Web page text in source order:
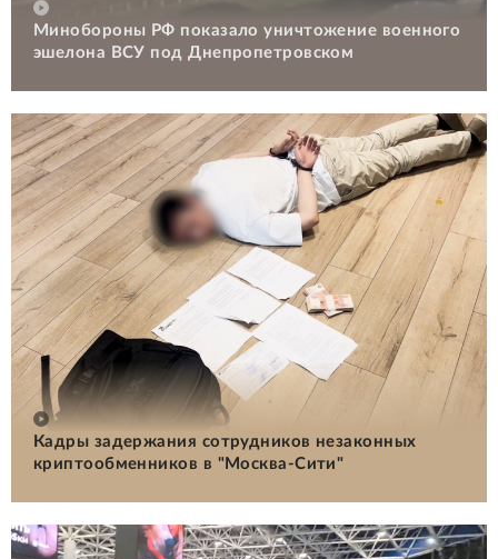
Минобороны РФ показало уничтожение военного
эшелона ВСУ под Днепропетровском
Кадры задержания сотрудников незаконных
криптообменников в "Москва-Сити"